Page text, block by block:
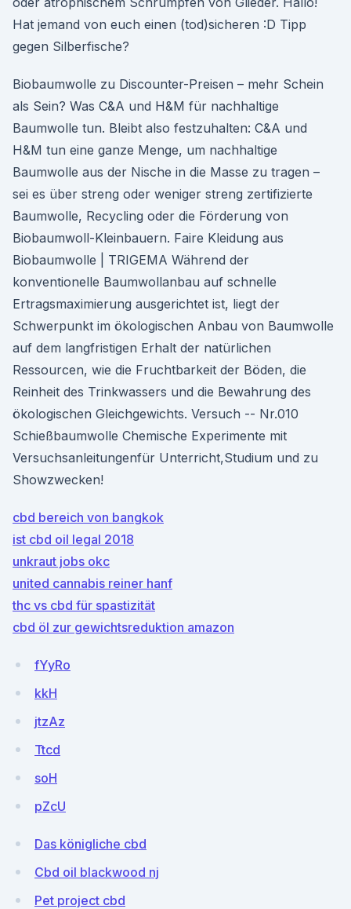
Hat jemand von euch einen (tod)sicheren :D Tipp
gegen Silberfische?
Biobaumwolle zu Discounter-Preisen – mehr Schein
als Sein? Was C&A und H&M für nachhaltige
Baumwolle tun. Bleibt also festzuhalten: C&A und
H&M tun eine ganze Menge, um nachhaltige
Baumwolle aus der Nische in die Masse zu tragen –
sei es über streng oder weniger streng zertifizierte
Baumwolle, Recycling oder die Förderung von
Biobaumwoll-Kleinbauern. Faire Kleidung aus
Biobaumwolle | TRIGEMA Während der
konventionelle Baumwollanbau auf schnelle
Ertragsmaximierung ausgerichtet ist, liegt der
Schwerpunkt im ökologischen Anbau von Baumwolle
auf dem langfristigen Erhalt der natürlichen
Ressourcen, wie die Fruchtbarkeit der Böden, die
Reinheit des Trinkwassers und die Bewahrung des
ökologischen Gleichgewichts. Versuch -- Nr.010
Schießbaumwolle Chemische Experimente mit
Versuchsanleitungenfür Unterricht,Studium und zu
Showzwecken!
cbd bereich von bangkok
ist cbd oil legal 2018
unkraut jobs okc
united cannabis reiner hanf
thc vs cbd für spastizität
cbd öl zur gewichtsreduktion amazon
fYyRo
kkH
jtzAz
Ttcd
soH
pZcU
Das königliche cbd
Cbd oil blackwood nj
Pet project cbd